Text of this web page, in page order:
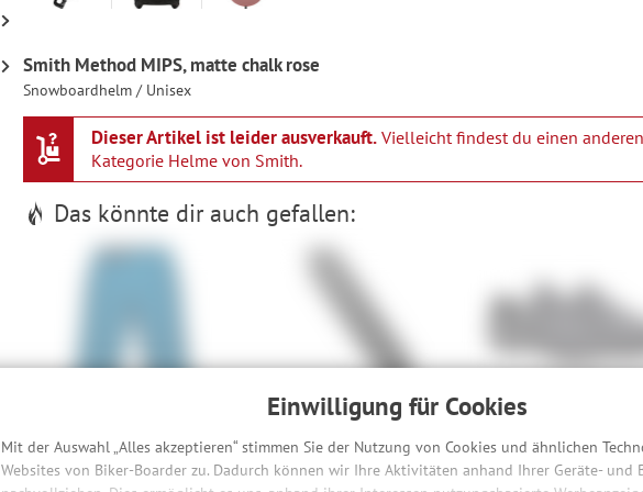
Einwilligung für Cookies
Mit der Auswahl „Alles akzeptieren“ stimmen Sie der Nutzung von Cookies und ähnlichen
Websites von Biker-Boarder zu. Dadurch können wir Ihre Aktivitäten anhand Ihrer Geräte- und
Smith Method MIPS, matte chalk rose
Snowboardhelm / Unisex
Dieser Artikel ist leider ausverkauft.Vielleicht findest du einen
Kategorie Helme von Smith.
Das könnte dir auch gefallen:
63,90 € -42%
Specialized Turbo Vado
699,00 €
-36%
Specialized Torch 2.0
41.5, 42, 43.5, 44, 44.5,
48
129,90 €